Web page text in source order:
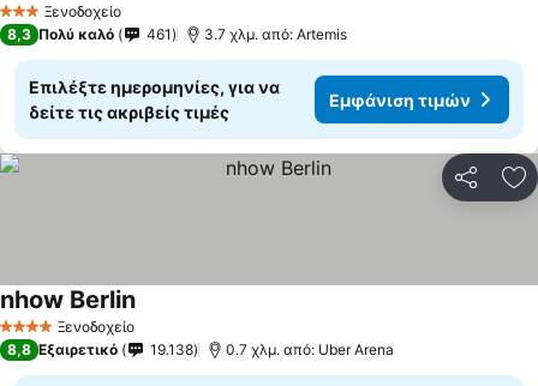
3 ΑστέριαΞενοδοχείο
8,3 Πολύ καλό 461 3.7 χλμ. από: Artemis
Επιλέξτε ημερομηνίες, για να
δείτε τις ακριβείς τιμές
Εμφάνιση τιμών
4 ΑστέριαΞενοδοχείο
nhow Berlin
8,8 Εξαιρετικό 19.138 0.7 χλμ. από: Uber Arena